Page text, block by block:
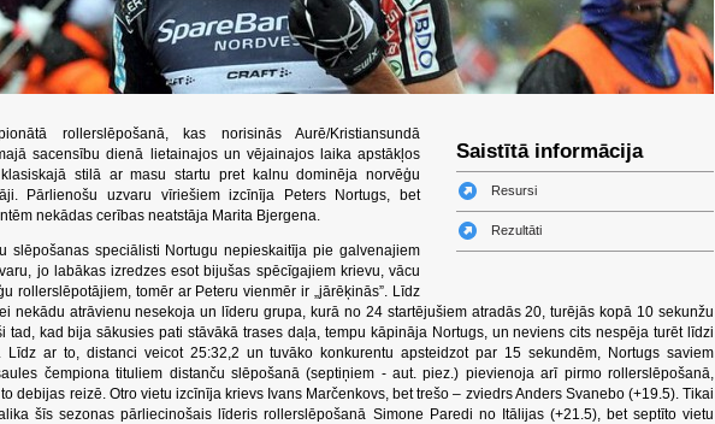
Saistītā informācija
Resursi
Rezultāti
rollerslēpošanā, kas norisinās Aurē/Kristiansundā
sacensību dienā lietainajos un vējainajos laika apstākļos
stilā ar masu startu pret kalnu dominēja norvēģu
Pārlienošu uzvaru vīriešiem izcīnīja Peters Nortugs, bet
nekādas cerības neatstāja Marita Bjergena.
slēpošanas speciālisti Nortugu nepieskaitīja pie galvenajiem
jo labākas izredzes esot bijušas spēcīgajiem krievu, vācu
rollerslēpotājiem, tomēr ar Peteru vienmēr ir „jārēķinās”. Līdz
nekādu atrāvienu nesekoja un līderu grupa, kurā no 24 startējušiem atradās 20, turējās kopā 10 sekunžu
tad, kad bija sākusies pati stāvākā trases daļa, tempu kāpināja Nortugs, un neviens cits nespēja turēt līdzi
Līdz ar to, distanci veicot 25:32,2 un tuvāko konkurentu apsteidzot par 15 sekundēm, Nortugs saviem
čempiona tituliem distanču slēpošanā (septiņiem - aut. piez.) pievienoja arī pirmo rollerslēpošanā,
debijas reizē. Otro vietu izcīnīja krievs Ivans Marčenkovs, bet trešo – zviedrs Anders Svanebo (+19.5). Tikai
šīs sezonas pārliecinošais līderis rollerslēpošanā Simone Paredi no Itālijas (+21.5), bet septīto vietu